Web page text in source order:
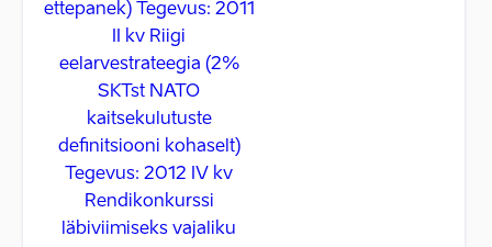
ettepanek) Tegevus: 2011
II kv Riigi
eelarvestrateegia (2%
SKTst NATO
kaitsekulutuste
definitsiooni kohaselt)
Tegevus: 2012 IV kv
Rendikonkurssi
läbiviimiseks vajaliku